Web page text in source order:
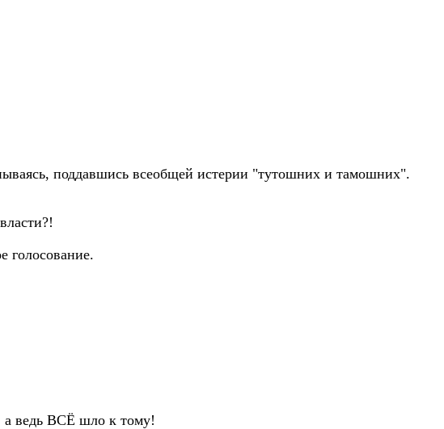
поддавшись всеобщей истерии "тутошних и тамошних".
а ведь ВСЁ шло к тому!